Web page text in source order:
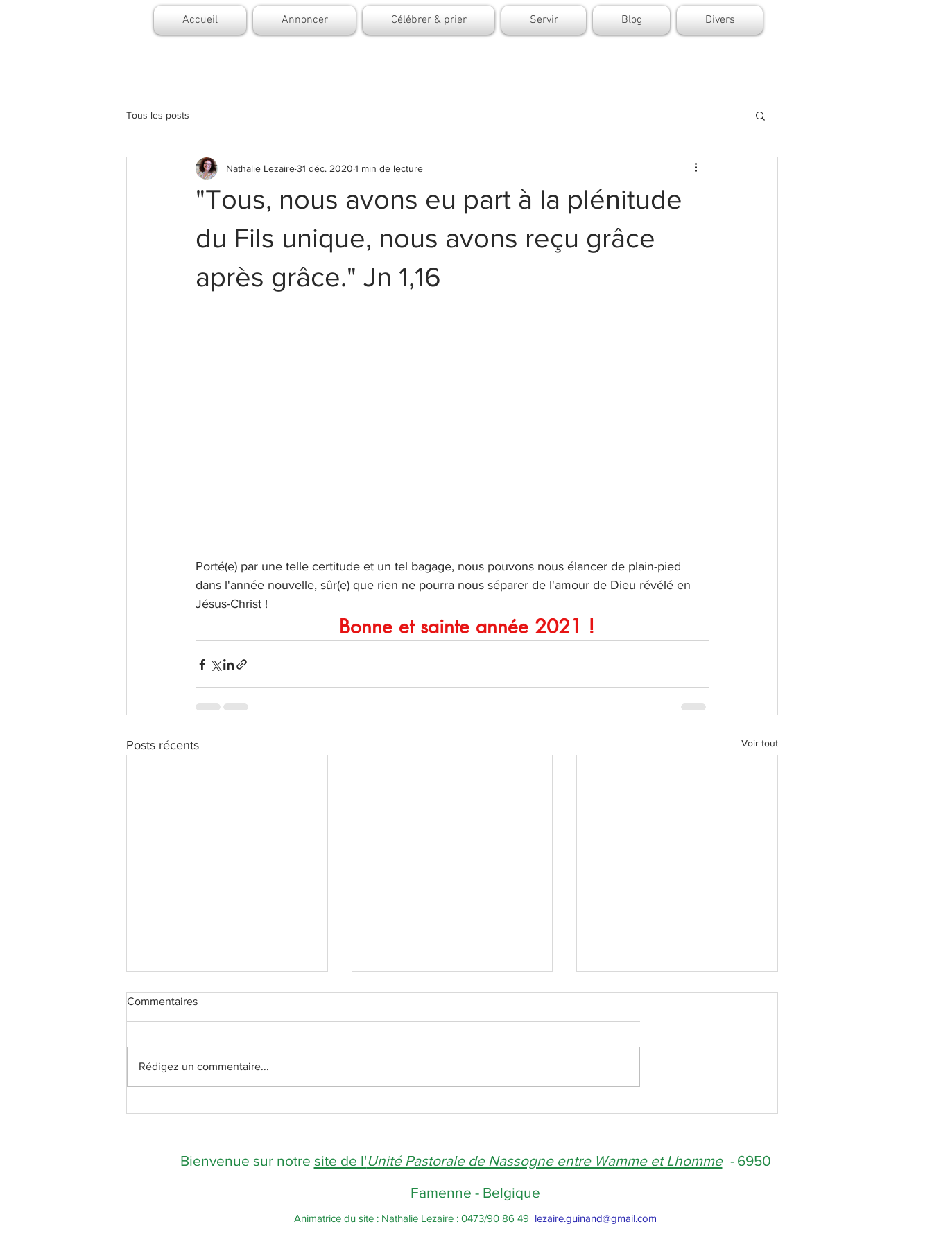
Accueil Annoncer Célébrer & prier Servir Blog Divers
Tous les posts
"Tous, nous avons eu part à la plénitude
du Fils unique, nous avons reçu grâce
après grâce." Jn 1,16
Nathalie Lezaire31 déc. 2020 1 min de lecture
Porté(e) par une telle certitude et un tel bagage, nous pouvons nous élancer de plain-pied
dans l'année nouvelle, sûr(e) que rien ne pourra nous séparer de l'amour de Dieu révélé en
Jésus-Christ !
Bonne et sainte année 2021 !
Posts récents Voir tout
Commentaires
Rédigez un commentaire...
Bienvenue sur notre site de l'Unité Pastorale de Nassogne entre Wamme et Lhomme- 6950
Famenne - Belgique
Animatrice du site : Nathalie Lezaire : 0473/90 86 49 lezaire.guinand@gmail.com